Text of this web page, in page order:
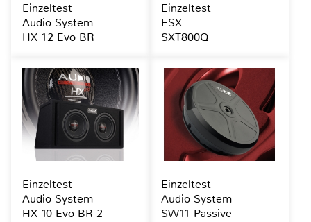
Einzeltest
Audio System
HX 12 Evo BR
Einzeltest
ESX
SXT800Q
Einzeltest
Audio System
HX 10 Evo BR-2
Einzeltest
Audio System
SW11 Passive